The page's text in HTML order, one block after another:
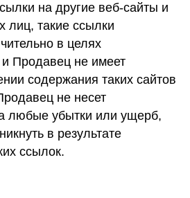
на другие веб-сайты и
лиц, такие ссылки
в целях
Продавец не имеет
содержания таких сайтов
не несет
любые убытки или ущерб,
в результате
ссылок.